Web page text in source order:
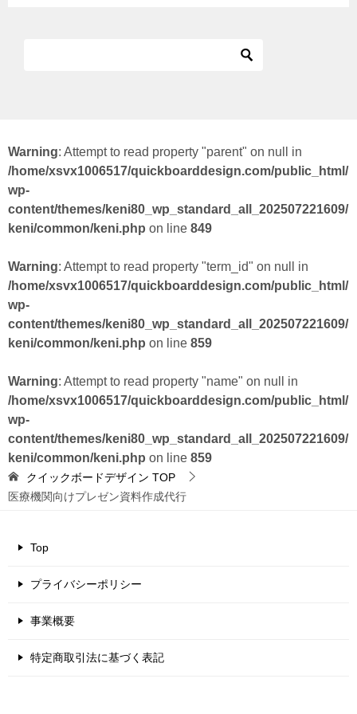
Warning: Attempt to read property "parent" on null in
/home/xsvx1006517/quickboarddesign.com/public_html/
wp-
content/themes/keni80_wp_standard_all_202507221609/
keni/common/keni.php on line 849
Warning: Attempt to read property "term_id" on null in
/home/xsvx1006517/quickboarddesign.com/public_html/
wp-
content/themes/keni80_wp_standard_all_202507221609/
keni/common/keni.php on line 859
Warning: Attempt to read property "name" on null in
/home/xsvx1006517/quickboarddesign.com/public_html/
wp-
content/themes/keni80_wp_standard_all_202507221609/
keni/common/keni.php on line 859
クイックボードデザイン TOP
医療機関向けプレゼン資料作成代行
Top
プライバシーポリシー
事業概要
特定商取引法に基づく表記